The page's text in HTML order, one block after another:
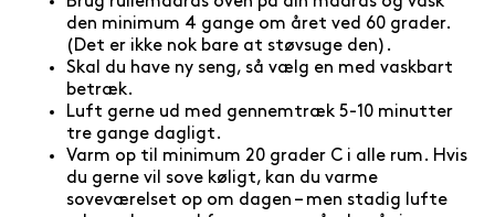
den minimum 4 gange om året ved 60 grader.
(Det er ikke nok bare at støvsuge den).
Skal du have ny seng, så vælg en med vaskbart
betræk.
Luft gerne ud med gennemtræk 5-10 minutter
tre gange dagligt.
Varm op til minimum 20 grader C i alle rum. Hvis
du gerne vil sove køligt, kan du varme
soveværelset op om dagen – men stadig lufte